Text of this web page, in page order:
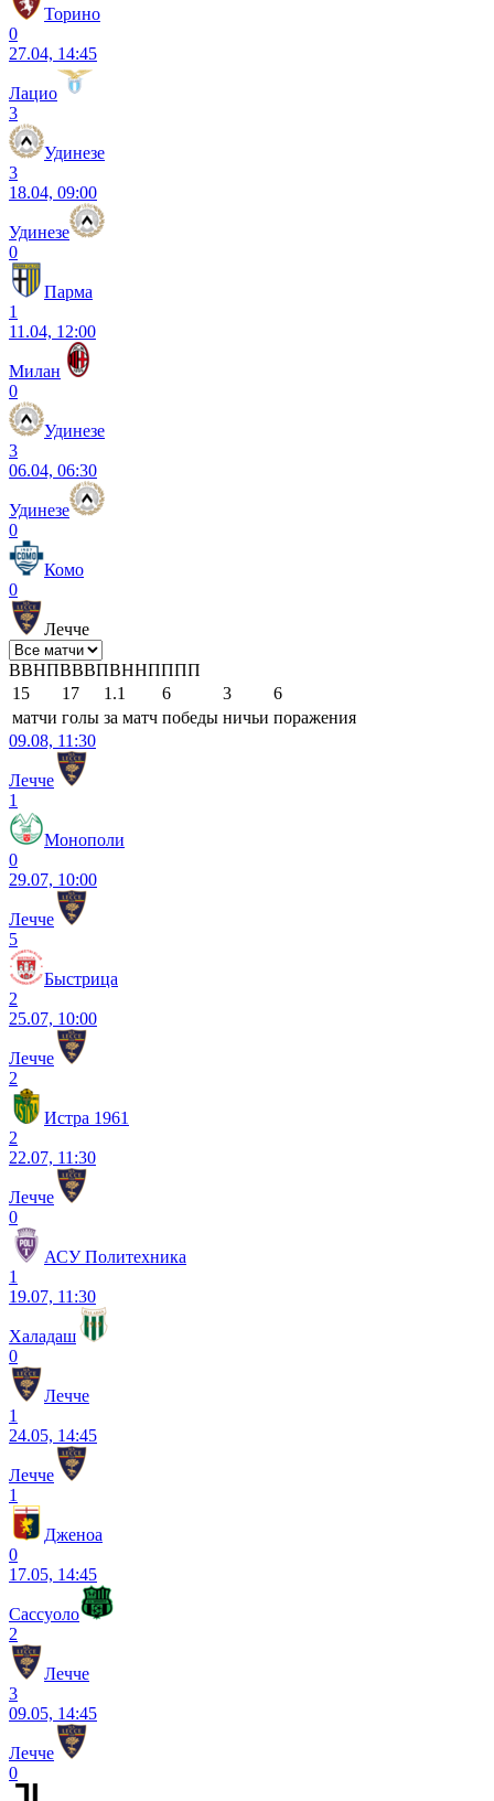
Торино
0
27.04, 14:45
Лацио
3
Удинезе
3
18.04, 09:00
Удинезе
0
Парма
1
11.04, 12:00
Милан
0
Удинезе
3
06.04, 06:30
Удинезе
0
Комо
0
Лечче
ВВНПВВВПВННПППП
15
17 1.1 6 3
6
матчи голы за матч победы ничьи поражения
09.08, 11:30
Лечче
1
Монополи
0
29.07, 10:00
Лечче
5
Быстрица
2
25.07, 10:00
Лечче
2
Истра 1961
2
22.07, 11:30
Лечче
0
АСУ Политехника
1
19.07, 11:30
Халадаш
0
Лечче
1
24.05, 14:45
Лечче
1
Дженоа
0
17.05, 14:45
Сассуоло
2
Лечче
3
09.05, 14:45
Лечче
0